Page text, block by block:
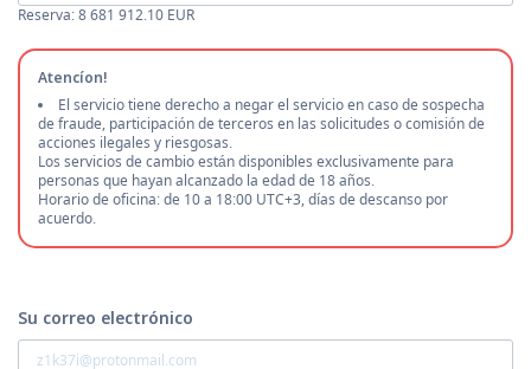
Reserva: 8 681 912.10 EUR
Atencíon!
El servicio tiene derecho a negar el servicio en caso de sospecha
de fraude, participación de terceros en las solicitudes o comisión de
acciones ilegales y riesgosas.
Los servicios de cambio están disponibles exclusivamente para
personas que hayan alcanzado la edad de 18 años.
Horario de oficina: de 10 a 18:00 UTC+3, días de descanso por
acuerdo.
Su correo electrónico